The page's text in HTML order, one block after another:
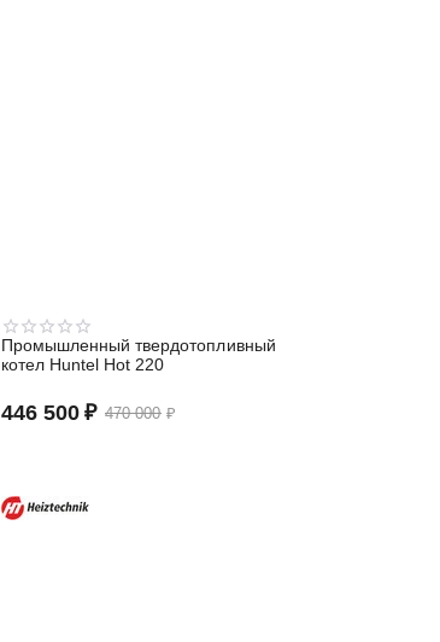
Промышленный твердотопливный
котел Huntel Hot 220
470 000 ₽
446 500 ₽